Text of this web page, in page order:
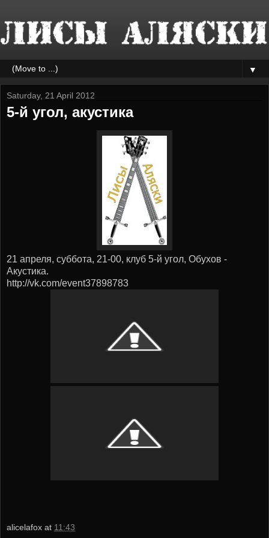
▼
Saturday, 21 April 2012
5-й угол, акустика
21 апреля, суббота, 21-00, клуб 5-й угол, Обухов -
Акустика.
http://vk.com/event37898783
alicelafox at 11:43